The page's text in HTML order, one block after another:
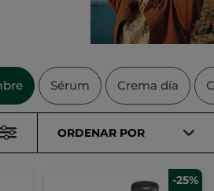
Sérum Crema día
ORDENAR POR
-25%